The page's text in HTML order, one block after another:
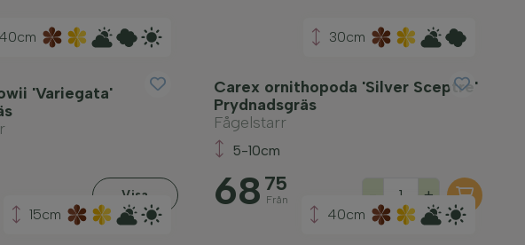
40cm
'Variegata'
Visa
30cm
Carex ornithopoda 'Silver Sceptre'
Prydnadsgräs
Fågelstarr
5-10cm
68 75
Från - +
15cm 40cm